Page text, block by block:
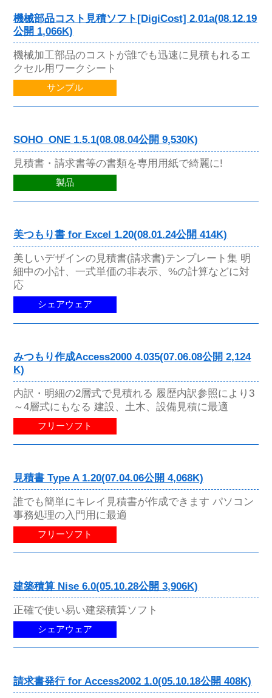
機械部品コスト見積ソフト[DigiCost] 2.01a(08.12.19
公開 1,066K)
機械加工部品のコストが誰でも迅速に見積もれるエ
クセル用ワークシート
サンプル
SOHO_ONE 1.5.1(08.08.04公開 9,530K)
見積書・請求書等の書類を専用用紙で綺麗に!
製品
美つもり書 for Excel 1.20(08.01.24公開 414K)
美しいデザインの見積書(請求書)テンプレート集 明
細中の小計、一式単価の非表示、%の計算などに対
応
シェアウェア
みつもり作成Access2000 4.035(07.06.08公開 2,124
K)
内訳・明細の2層式で見積れる 履歴内訳参照により3
～4層式にもなる 建設、土木、設備見積に最適
フリーソフト
見積書 Type A 1.20(07.04.06公開 4,068K)
誰でも簡単にキレイ見積書が作成できます パソコン
事務処理の入門用に最適
フリーソフト
建築積算 Nise 6.0(05.10.28公開 3,906K)
正確で使い易い建築積算ソフト
シェアウェア
請求書発行 for Access2002 1.0(05.10.18公開 408K)